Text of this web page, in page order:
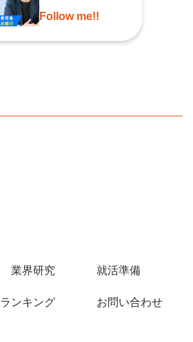
Follow me!!
業界研究 就活準備
ランキング お問い合わせ